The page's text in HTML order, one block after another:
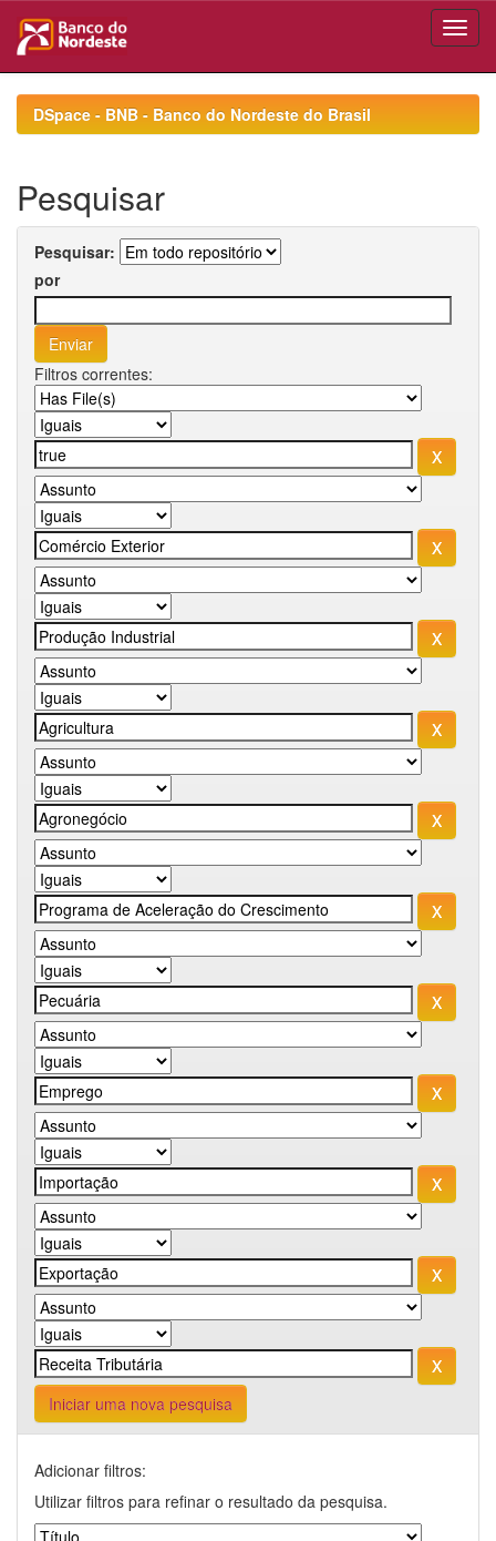
navigationDSpace - BNB - Banco do Nordeste do Brasil
Pesquisar
Pesquisar:
por
Filtros correntes:
Iniciar uma nova pesquisa
Adicionar filtros:
Utilizar filtros para refinar o resultado da pesquisa.